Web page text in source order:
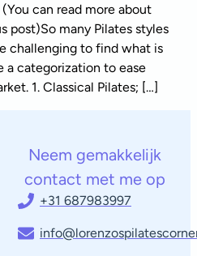
can read more about
post)So many Pilates styles
challenging to find what is
a categorization to ease
1. Classical Pilates; […]
Neem gemakkelijk
contact met me op
+31 687983997